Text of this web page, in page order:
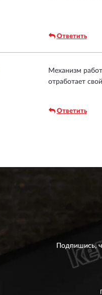
Ответить
Механизм
отработает
Ответить
Подпишись,